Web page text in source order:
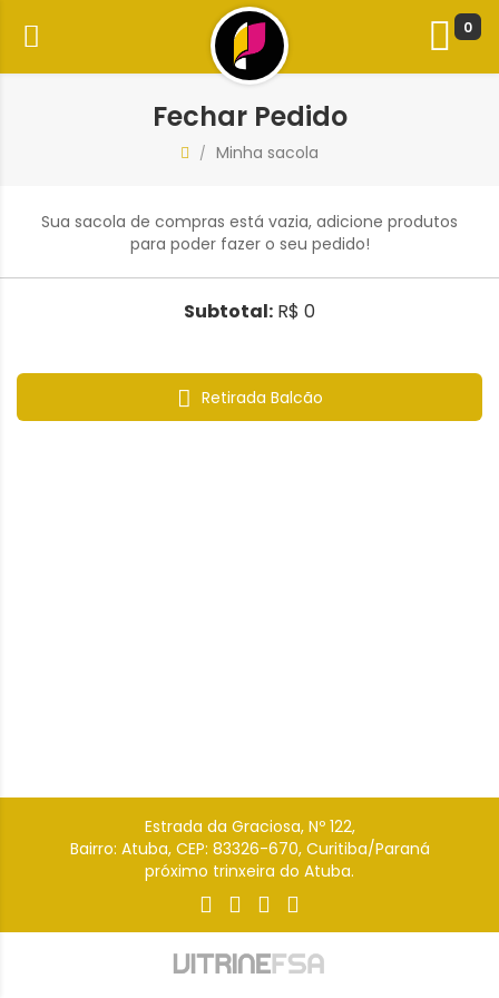
0
Fechar Pedido
/ Minha sacola
Sua sacola de compras está vazia, adicione produtos
para poder fazer o seu pedido!
Subtotal: R$ 0
Retirada Balcão
Estrada da Graciosa, Nº 122,
Bairro: Atuba, CEP: 83326-670, Curitiba/Paraná
próximo trinxeira do Atuba.